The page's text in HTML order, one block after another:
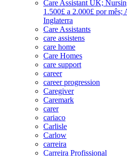
Care Assistant UK;
1.500£ a 2.000£ por mês;
Inglaterra
Care Assistants
care assistens
care home
Care Homes
care support
career
career progression
Caregiver
Caremark
carer
cariaco
Carlisle
Carlow
carreira
Carreira Profissional